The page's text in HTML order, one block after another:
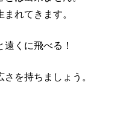
れてきます。
くに飛べる！
を持ちましょう。